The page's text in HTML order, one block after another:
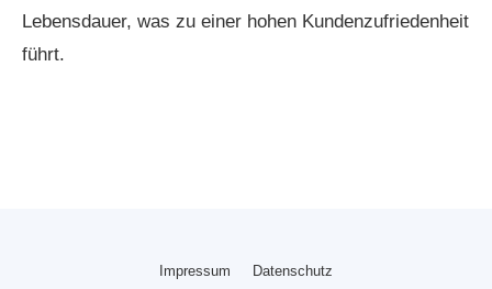
Lebensdauer, was zu einer hohen Kundenzufriedenheit
führt.
Impressum Datenschutz